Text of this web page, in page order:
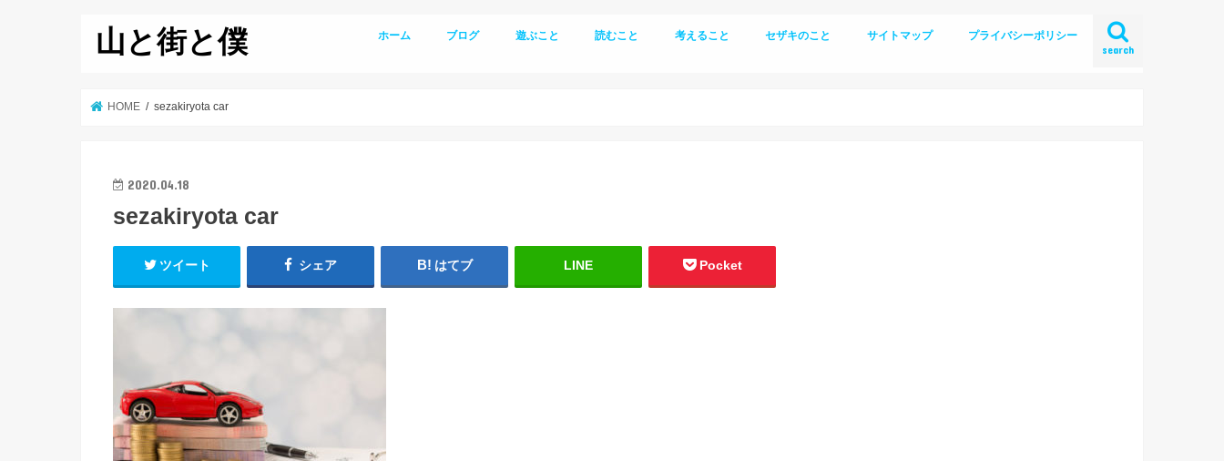
山と街と僕 search
ホーム ブログ 遊ぶこと 読むこと 考えること セザキのこと サイトマップ プライバシーポリシー
HOME sezakiryota car
2020.04.18
sezakiryota car
ツイート シェア はてブ LINE Pocket